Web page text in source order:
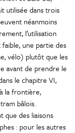
utilisée dans trois
néanmoins
l’utilisation
une partie des
vélo) plutôt que les
avant de prendre le
le chapitre VI,
la frontière,
bâlois.
que des liaisons
: pour les autres